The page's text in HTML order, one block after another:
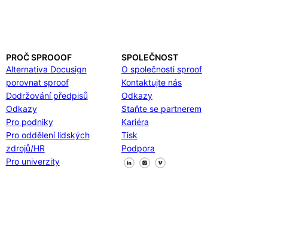
PROČ SPROOOF
Alternativa Docusign
porovnat sproof
Dodržování předpisů
Odkazy
Pro podniky
Pro oddělení lidských
zdrojů/HR
Pro univerzity
SPOLEČNOST
O společnosti sproof
Kontaktujte nás
Odkazy
Staňte se partnerem
Kariéra
Tisk
Podpora
Sledujte nás na Facebooku
Sledujte nás na X
Sledujte nás na LinkedIn